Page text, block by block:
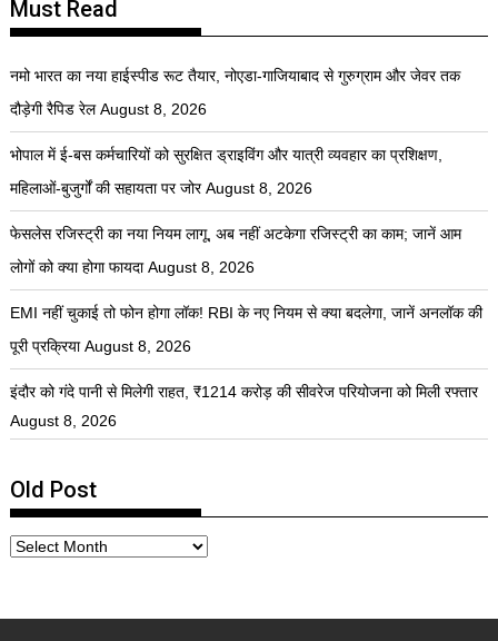
Must Read
नमो भारत का नया हाईस्पीड रूट तैयार, नोएडा-गाजियाबाद से गुरुग्राम और जेवर तक
दौड़ेगी रैपिड रेल August 8, 2026
भोपाल में ई-बस कर्मचारियों को सुरक्षित ड्राइविंग और यात्री व्यवहार का प्रशिक्षण,
महिलाओं-बुजुर्गों की सहायता पर जोर August 8, 2026
फेसलेस रजिस्ट्री का नया नियम लागू, अब नहीं अटकेगा रजिस्ट्री का काम; जानें आम
लोगों को क्या होगा फायदा August 8, 2026
EMI नहीं चुकाई तो फोन होगा लॉक! RBI के नए नियम से क्या बदलेगा, जानें अनलॉक की
पूरी प्रक्रिया August 8, 2026
इंदौर को गंदे पानी से मिलेगी राहत, ₹1214 करोड़ की सीवरेज परियोजना को मिली रफ्तार
August 8, 2026
Old Post